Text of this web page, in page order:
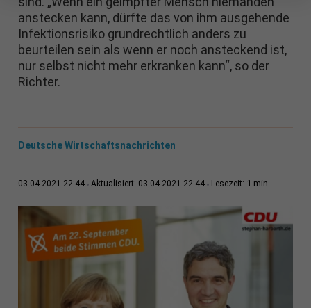
anstecken kann, dürfte das von ihm ausgehende
Infektionsrisiko grundrechtlich anders zu
beurteilen sein als wenn er noch ansteckend ist,
nur selbst nicht mehr erkranken kann“, so der
Richter.
Deutsche Wirtschaftsnachrichten
03.04.2021 22:44 Aktualisiert: 03.04.2021 22:44 Lesezeit: 1 min